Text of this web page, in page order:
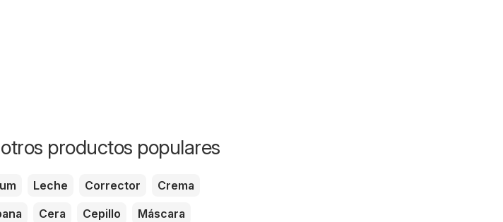
productos populares
Leche Corrector
Crema
Cera Cepillo Máscara